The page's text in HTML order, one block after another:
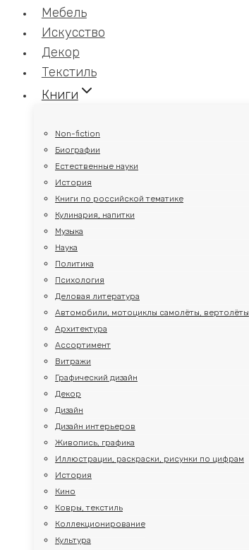
Мебель
Искусство
Декор
Текстиль
Книги
Non-fiction
Биографии
Естественные науки
История
Книги по российской тематике
Кулинария, напитки
Музыка
Наука
Политика
Психология
Деловая литература
Автомобили, мотоциклы самолёты, вертолёты
Архитектура
Ассортимент
Витражи
Графический дизайн
Декор
Дизайн
Дизайн интерьеров
Живопись, графика
Иллюстрации, раскраски, рисунки по цифрам
История
Кино
Ковры, текстиль
Коллекционирование
Культура